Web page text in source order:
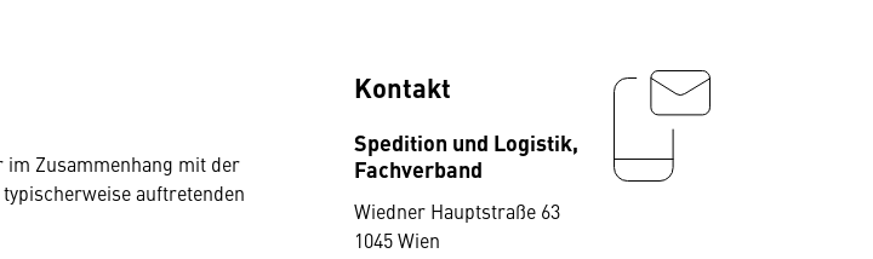
im Zusammenhang mit der
auftretenden
Kontakt
Spedition und Logistik,
Fachverband
Wiedner Hauptstraße 63
1045 Wien